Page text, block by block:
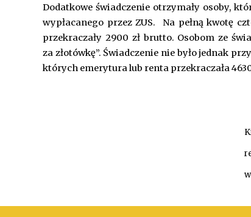
Dodatkowe świadczenie otrzymały osoby,
wypłacanego przez ZUS. Na pełną kwotę
przekraczały 2900 zł brutto. Osobom ze
za złotówkę”. Świadczenie nie było jednak
których emerytura lub renta przekraczała